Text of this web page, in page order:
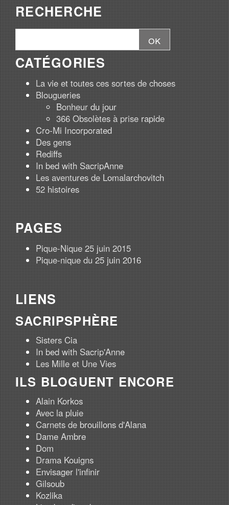
RECHERCHE
CATÉGORIES
La vie et toutes ces sortes de choses
Blougueries
Bonheur du jour
366 Obsolètes à prise rapide
Cro-Mi Incorporated
Des gens
Rediffs
In bed with SacripAnne
Les aventures de Lomalarchovitch
52 histoires
PAGES
Pique-Nique 25 juin 2015
Pique-nique du 25 juin 2016
LIENS
SACRIPSPHÈRE
Sisters Cia
In bed with Sacrip'Anne
Les Mille et Une Vies
ILS BLOGUENT ENCORE
Alain Korkos
Avec la pluie
Carnets de brouillons d'Alana
Dame Ambre
Dom
Drama Kouigns
Envisager l'infinir
Gilsoub
Kozlika